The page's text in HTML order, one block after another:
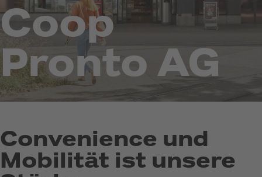
Coop
Pronto AG
Convenience und
Mobilität ist unsere